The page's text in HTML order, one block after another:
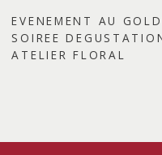
Créations florales
Nos réalisations
EVENEMENT AU
SOIREE
ATELIER FLORAL